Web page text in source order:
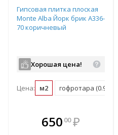
Гипсовая плитка плоская
Monte Alba Йорк брик A336-
70 коричневый
Хорошая цена!
Цена: м2 гофротара (0.96 м2)
650 00 ₽
В комплекте
всегда выгоднее!